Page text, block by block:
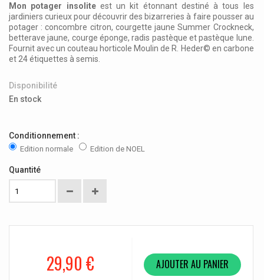
Mon potager insoliteest un kit étonnant destiné à tous les
jardiniers curieux pour découvrir des bizarreries à faire pousser au
potager : concombre citron, courgette jaune Summer Crockneck,
betterave jaune, courge éponge, radis pastèque et pastèque lune.
Fournit avec un couteau horticole Moulin de R. Heder© en carbone
et 24 étiquettes à semis.
Disponibilité
En stock
Conditionnement :
Edition normale Edition de NOEL
Quantité
29,90 € AJOUTER AU PANIER